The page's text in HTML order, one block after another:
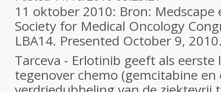
11 oktober 2010: Bron:
Society for Medical Oncology
LBA14. Presented October 9,
Tarceva - Erlotinib geeft als
tegenover chemo (gemcitabine